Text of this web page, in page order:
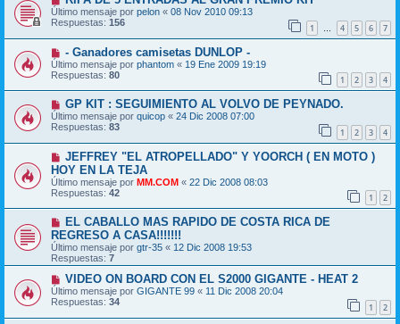
Último mensaje por pelon « 08 Nov 2010 09:13
Respuestas: 156 1 … 4 5 6 7
- Ganadores camisetas DUNLOP -
Último mensaje por phantom « 19 Ene 2009 19:19
Respuestas: 80 1 2 3 4
GP KIT : SEGUIMIENTO AL VOLVO DE PEYNADO.
Último mensaje por quicop « 24 Dic 2008 07:00
Respuestas: 83 1 2 3 4
JEFFREY "EL ATROPELLADO" Y YOORCH ( EN MOTO )
HOY EN LA TEJA
Último mensaje por MM.COM « 22 Dic 2008 08:03
Respuestas: 42 1 2
EL CABALLO MAS RAPIDO DE COSTA RICA DE
REGRESO A CASA!!!!!!!
Último mensaje por gtr-35 « 12 Dic 2008 19:53
Respuestas: 7
VIDEO ON BOARD CON EL S2000 GIGANTE - HEAT 2
Último mensaje por GIGANTE 99 « 11 Dic 2008 20:04
Respuestas: 34 1 2